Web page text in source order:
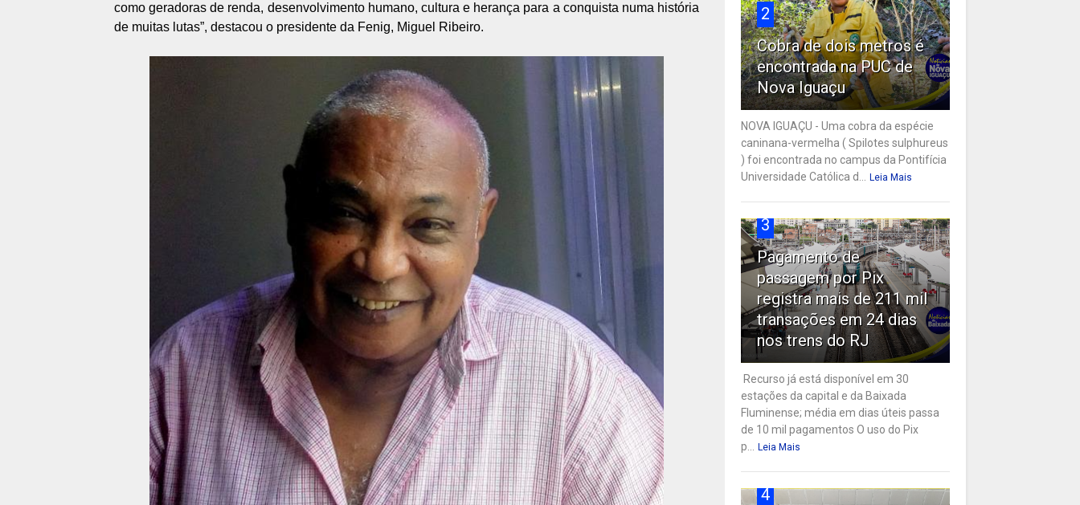
como geradoras de renda, desenvolvimento humano, cultura e herança para a conquista numa história
de muitas lutas”, destacou o presidente da Fenig, Miguel Ribeiro.
2
Cobra de dois metros é
encontrada na PUC de
Nova Iguaçu
NOVA IGUAÇU - Uma cobra da espécie
caninana-vermelha ( Spilotes sulphureus
) foi encontrada no campus da Pontifícia
Universidade Católica d...
Leia Mais
3
Pagamento de
passagem por Pix
registra mais de 211 mil
transações em 24 dias
nos trens do RJ
Recurso já está disponível em 30
estações da capital e da Baixada
Fluminense; média em dias úteis passa
de 10 mil pagamentos O uso do Pix
p...
Leia Mais
4